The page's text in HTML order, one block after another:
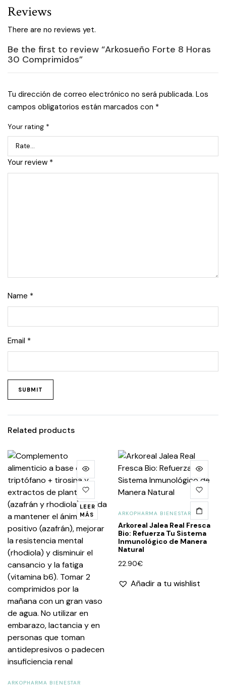
Reviews
There are no reviews yet.
Be the first to review “Arkosueño Forte 8 Horas
30 Comprimidos”
Tu dirección de correo electrónico no será publicada. Los
campos obligatorios están marcados con *
Your rating *
Your review *
Name *
Email *
Related products
LEER
MÁS
ARKOPHARMA BIENESTAR
ARKOPHARMA BIENESTAR
Arkoreal Jalea Real Fresca
Bio: Refuerza Tu Sistema
Inmunológico de Manera
Natural
22.90€
Añadir a tu wishlist